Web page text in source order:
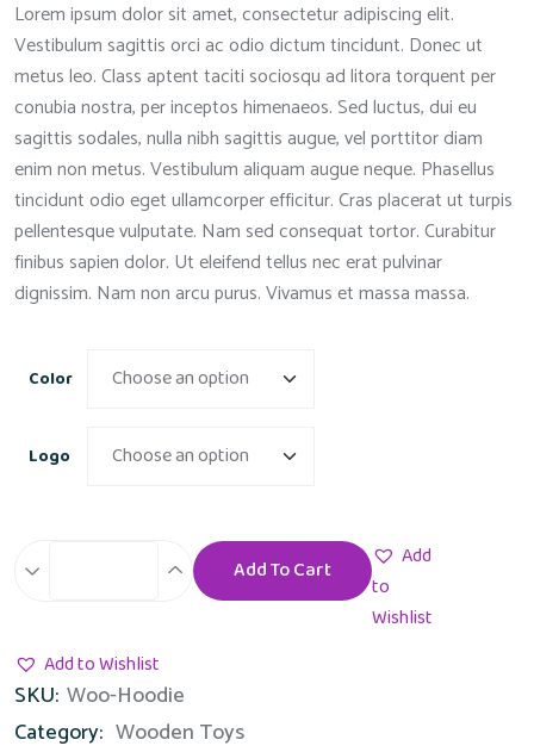
Lorem ipsum dolor sit amet, consectetur adipiscing elit.
Vestibulum sagittis orci ac odio dictum tincidunt. Donec ut
metus leo. Class aptent taciti sociosqu ad litora torquent per
conubia nostra, per inceptos himenaeos. Sed luctus, dui eu
sagittis sodales, nulla nibh sagittis augue, vel porttitor diam
enim non metus. Vestibulum aliquam augue neque. Phasellus
tincidunt odio eget ullamcorper efficitur. Cras placerat ut turpis
pellentesque vulputate. Nam sed consequat tortor. Curabitur
finibus sapien dolor. Ut eleifend tellus nec erat pulvinar
dignissim. Nam non arcu purus. Vivamus et massa massa.
Color
Logo
Wooden
Add To Cart
Add
to
Wishlist
Add to Wishlist
SKU: Woo-Hoodie
Category: Wooden Toys